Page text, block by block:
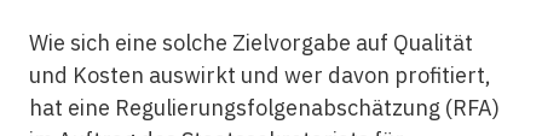
Wie sich eine solche Zielvorgabe auf Qualität
und Kosten auswirkt und wer davon profitiert,
hat eine Regulierungsfolgenabschätzung (RFA)